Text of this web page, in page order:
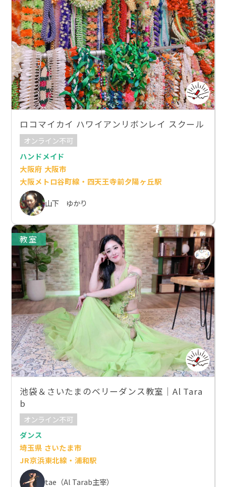
ロコマイカイ ハワイアンリボンレイ スクール
オンライン不可
ハンドメイド
大阪府 大阪市
大阪メトロ谷町線・四天王寺前夕陽ヶ丘駅
山下 ゆかり
教室
池袋＆さいたまのベリーダンス教室｜Al Tara
b
オンライン不可
ダンス
埼玉県 さいたま市
JR京浜東北線・浦和駅
tae（Al Tarab主宰）